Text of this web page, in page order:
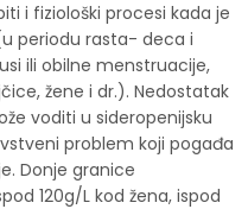
i fiziološki procesi kada je
periodu rasta- deca i
ili obilne menstruacije,
žene i dr.). Nedostatak
voditi u sideropenijsku
problem koji pogađa
Donje granice
120g/L kod žena, ispod